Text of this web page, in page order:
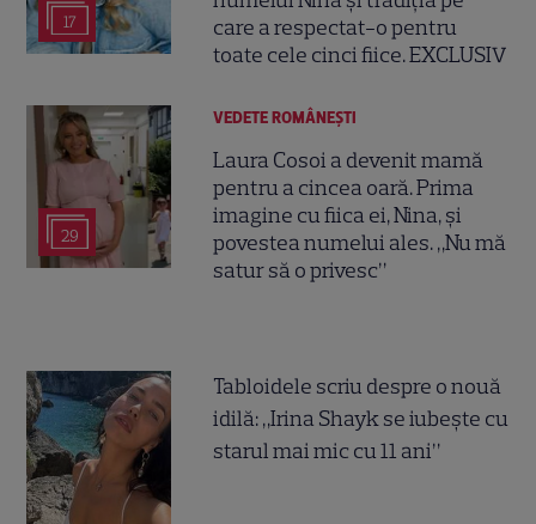
17
care a respectat-o pentru
toate cele cinci fiice. EXCLUSIV
29
VEDETE ROMÂNEŞTI
Laura Cosoi a devenit mamă
pentru a cincea oară. Prima
imagine cu fiica ei, Nina, și
povestea numelui ales. „Nu mă
satur să o privesc”
Tabloidele scriu despre o nouă
idilă: „Irina Shayk se iubește cu
starul mai mic cu 11 ani”